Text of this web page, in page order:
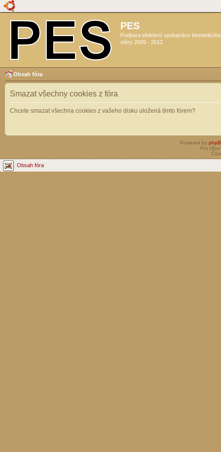
PES
Podpora efektivní spolupráce
sféry 2009 - 2012
Obsah fóra
Smazat všechny cookies z fóra
Chcete smazat všechna cookies z vašeho disku uložená tímto fórem?
Powered by
Pro
Obsah fóra